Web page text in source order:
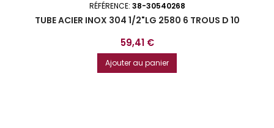
RÉFÉRENCE: 38-30540268
TUBE ACIER INOX 304 1/2"LG 2580 6 TROUS D 10
Prix
59,41 €
Ajouter au panier